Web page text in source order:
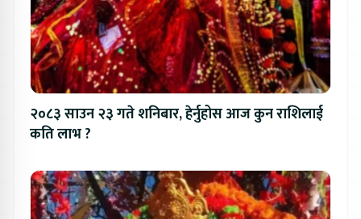
२०८३ साउन २३ गते शनिबार, हेर्नुहोस आज कुन राशिलाई
कति लाभ ?